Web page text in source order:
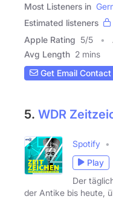
Most Listeners in
Estimated listeners
Apple Rating 5/5
Avg Length 2 mins
Get Email Contact
5. WDR
Spotify
Play
Der
der Antike bis heute,